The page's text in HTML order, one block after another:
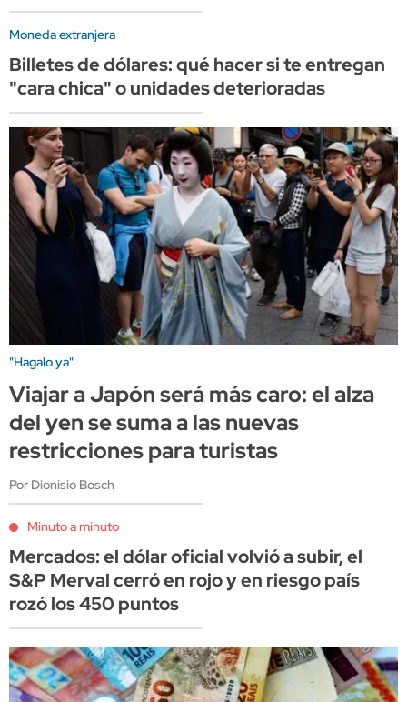
Moneda extranjera
Billetes de dólares: qué hacer si te entregan
"cara chica" o unidades deterioradas
"Hagalo ya"
Viajar a Japón será más caro: el alza
del yen se suma a las nuevas
restricciones para turistas
Por Dionisio Bosch
Minuto a minuto
Mercados: el dólar oficial volvió a subir, el
S&P Merval cerró en rojo y en riesgo país
rozó los 450 puntos